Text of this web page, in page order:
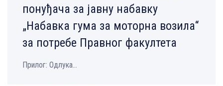
понуђача за јавну набавку
„Набавка гума за моторна возила“
за потребе Правног факултета
Прилог: Одлука...